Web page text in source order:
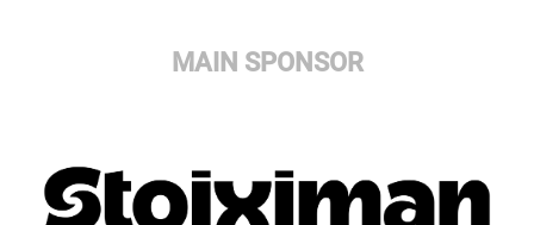
MAIN SPONSOR